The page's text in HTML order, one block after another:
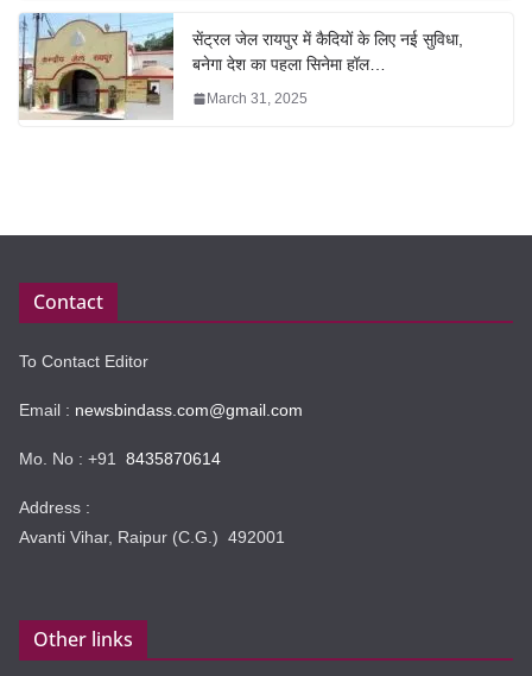
सेंट्रल जेल रायपुर में कैदियों के लिए नई सुविधा,
बनेगा देश का पहला सिनेमा हॉल…
March 31, 2025
Contact
To Contact Editor
Email : newsbindass.com@gmail.com
Mo. No : +91 8435870614
Address :
Avanti Vihar, Raipur (C.G.) 492001
Other links